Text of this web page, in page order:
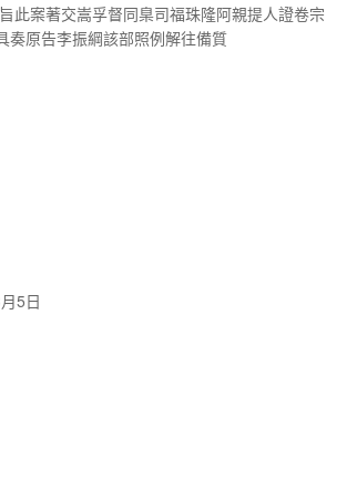
此案著交嵩孚督同臬司福珠隆阿親提人證卷宗
奏原告李振綱該部照例解往備質
5日